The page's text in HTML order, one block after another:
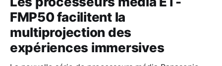
FMP50 facilitent la
multiprojection des
expériences immersives